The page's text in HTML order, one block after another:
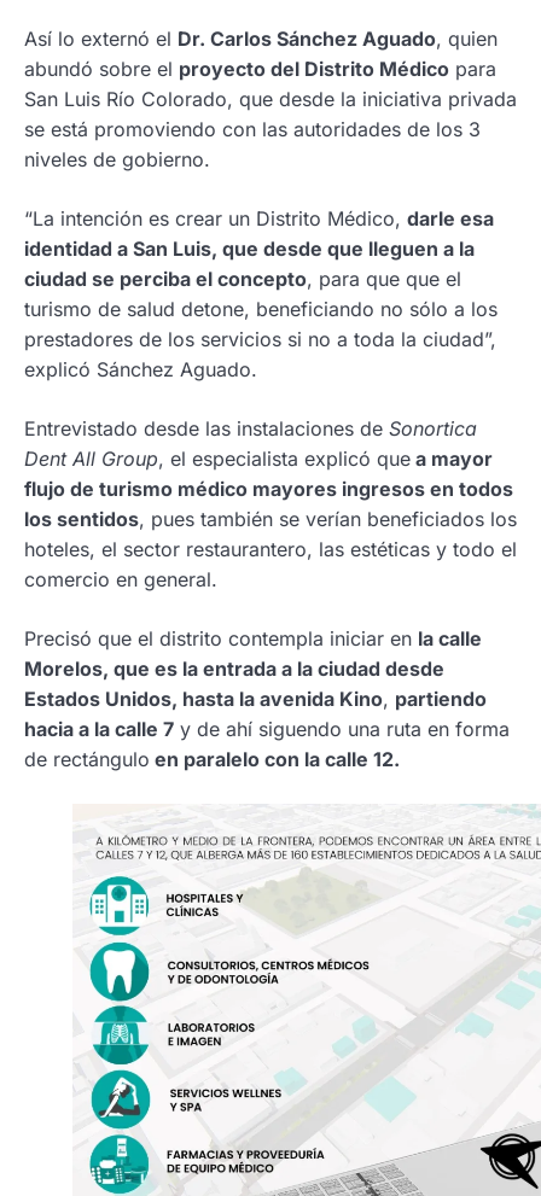
Así lo externó el Dr. Carlos Sánchez Aguado, quien
abundó sobre el proyecto del Distrito Médico para
San Luis Río Colorado, que desde la iniciativa privada
se está promoviendo con las autoridades de los 3
niveles de gobierno.
“La intención es crear un Distrito Médico, darle esa
identidad a San Luis, que desde que lleguen a la
ciudad se perciba el concepto, para que que el
turismo de salud detone, beneficiando no sólo a los
prestadores de los servicios si no a toda la ciudad”,
explicó Sánchez Aguado.
Entrevistado desde las instalaciones de Sonortica
Dent All Group, el especialista explicó que a mayor
flujo de turismo médico mayores ingresos en todos
los sentidos, pues también se verían beneficiados los
hoteles, el sector restaurantero, las estéticas y todo el
comercio en general.
Precisó que el distrito contempla iniciar en la calle
Morelos, que es la entrada a la ciudad desde
Estados Unidos, hasta la avenida Kino, partiendo
hacia a la calle 7 y de ahí siguendo una ruta en forma
de rectángulo en paralelo con la calle 12.